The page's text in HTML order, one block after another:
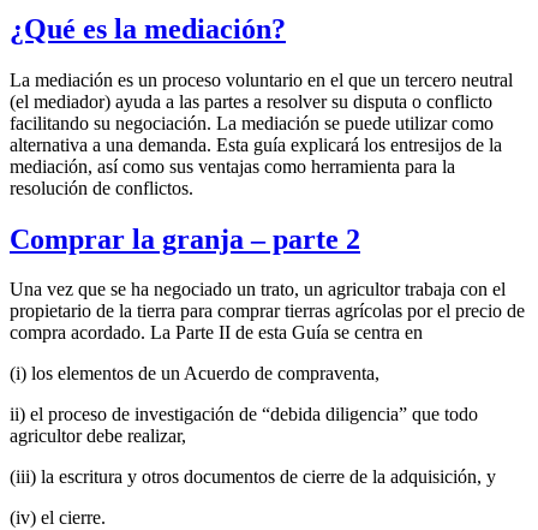
¿Qué es la mediación?
La mediación es un proceso voluntario en el que un tercero neutral
(el mediador) ayuda a las partes a resolver su disputa o conflicto
facilitando su negociación. La mediación se puede utilizar como
alternativa a una demanda. Esta guía explicará los entresijos de la
mediación, así como sus ventajas como herramienta para la
resolución de conflictos.
Comprar la granja – parte 2
Una vez que se ha negociado un trato, un agricultor trabaja con el
propietario de la tierra para comprar tierras agrícolas por el precio de
compra acordado. La Parte II de esta Guía se centra en
(i) los elementos de un Acuerdo de compraventa,
ii) el proceso de investigación de “debida diligencia” que todo
agricultor debe realizar,
(iii) la escritura y otros documentos de cierre de la adquisición, y
(iv) el cierre.